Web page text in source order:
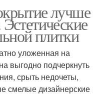
лучше
плитки
уложенная на
выгодно подчеркнуть
срыть недочеты,
смелые дизайнерские